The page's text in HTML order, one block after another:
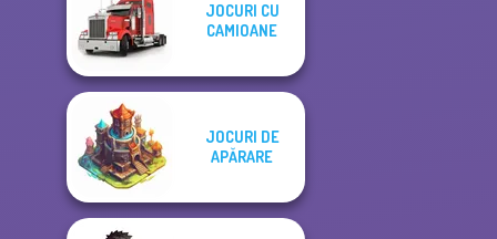
JOCURI CU
CAMIOANE
JOCURI DE
APĂRARE